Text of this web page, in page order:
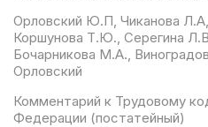
Орловский Ю.П, Чиканова
Коршунова Т.Ю., Серегина
Бочарникова М.А.,
Орловский
Комментарий к Трудовому
Федерации (постатейный)